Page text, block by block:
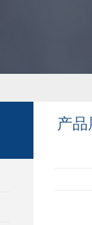
产品